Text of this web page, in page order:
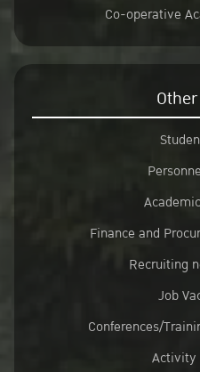
Co-operative
Finance and
Recruiting
Job
Conferences/
Activity